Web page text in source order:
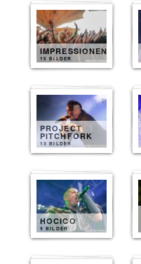
IMPRESSIONEN
15 BILDER
PROJECT
PITCHFORK
13 BILDER
HOCICO
9 BILDER